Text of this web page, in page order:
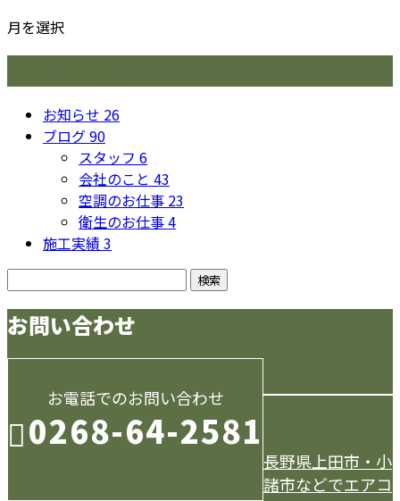
月を選択
お知らせ 26
ブログ90
スタッフ 6
会社のこと 43
空調のお仕事 23
衛生のお仕事4
施工実績3
お問い合わせ
お電話でのお問い合わせ
0268-64-2581
長野県上田市・小
諸市などでエアコ